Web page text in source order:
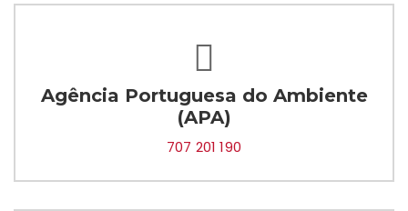
Agência Portuguesa do Ambiente
(APA)
707 201 190